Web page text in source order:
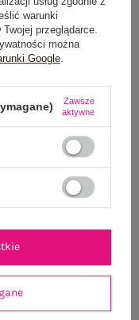
warunki
przeglądarce.
można
Google
Zawsze
aktywne